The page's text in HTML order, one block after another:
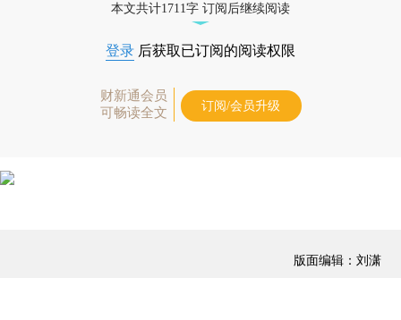
本文共计1711字 订阅后继续阅读
登录 后获取已订阅的阅读权限
财新通会员
可畅读全文
订阅/会员升级
版面编辑：刘潇